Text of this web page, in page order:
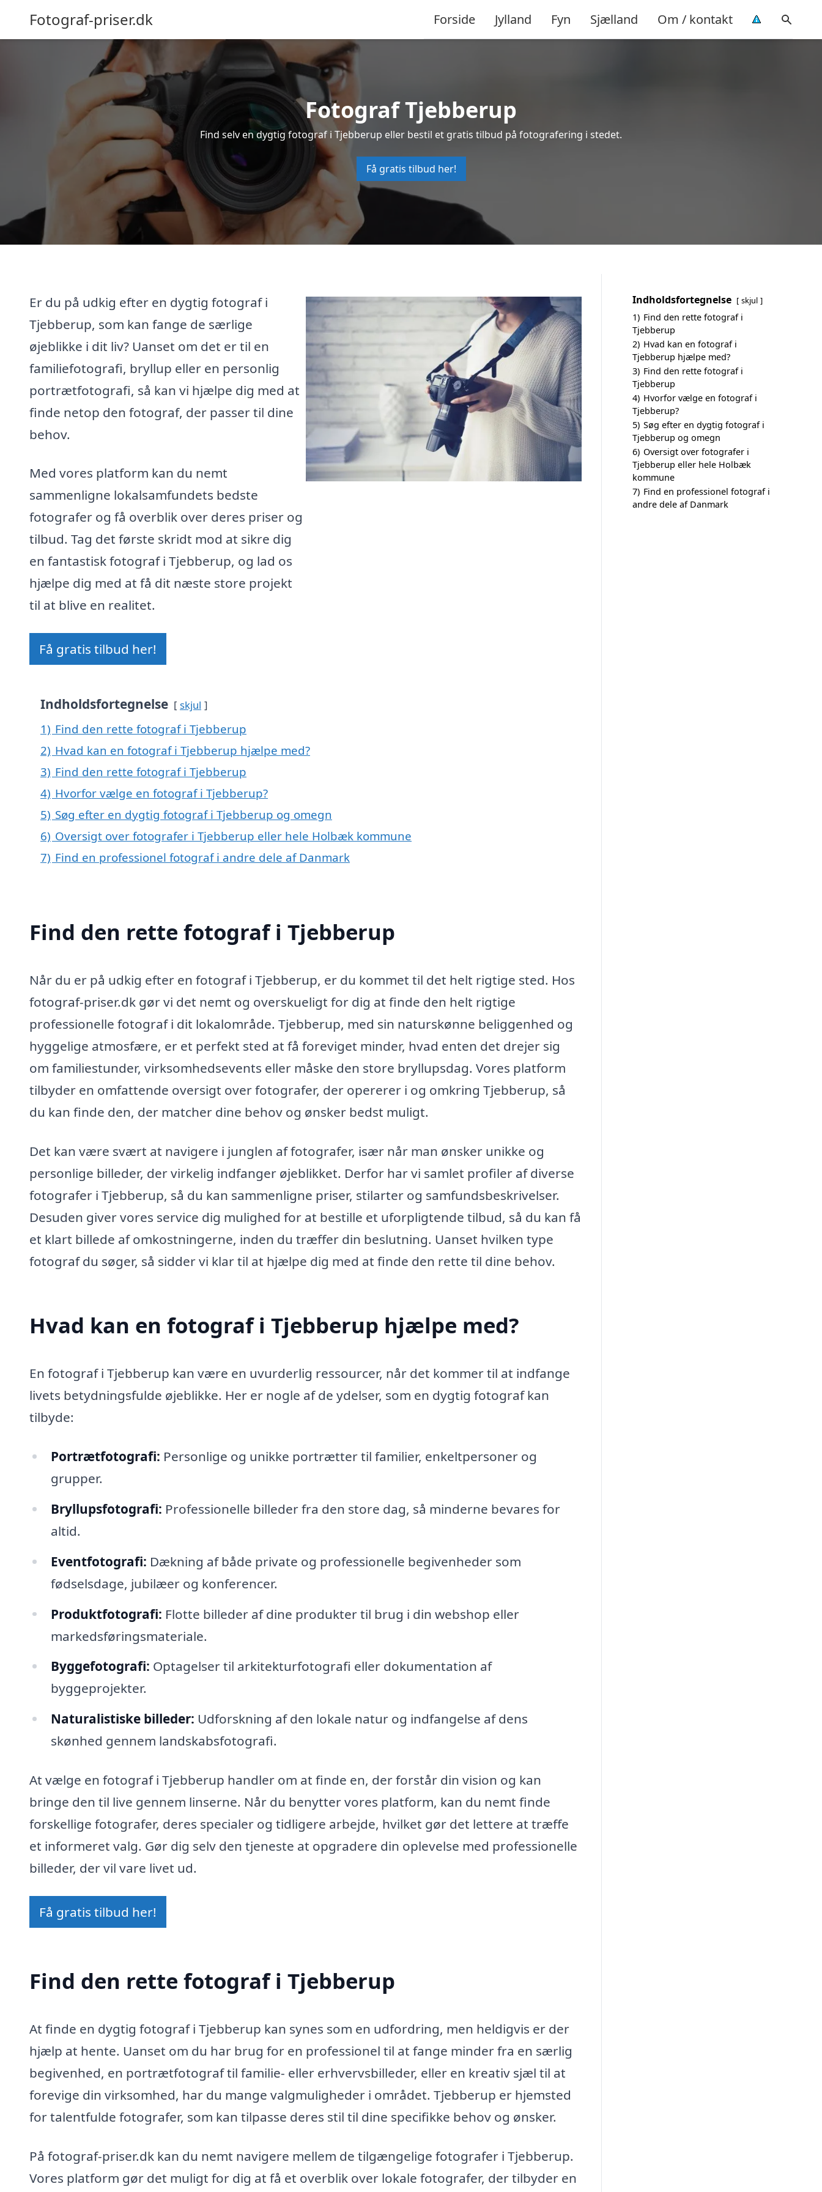
Fotograf-priser.dk Forside Jylland Fyn Sjælland Om / kontakt
Fotograf Tjebberup
Find selv en dygtig fotograf i Tjebberup eller bestil et gratis tilbud på fotografering i stedet.
Få gratis tilbud her!
Er du på udkig efter en dygtig fotograf i
Tjebberup, som kan fange de særlige
øjeblikke i dit liv? Uanset om det er til en
familiefotografi, bryllup eller en personlig
portrætfotografi, så kan vi hjælpe dig med at
finde netop den fotograf, der passer til dine
behov.
Med vores platform kan du nemt
sammenligne lokalsamfundets bedste
fotografer og få overblik over deres priser og
tilbud. Tag det første skridt mod at sikre dig
en fantastisk fotograf i Tjebberup, og lad os
hjælpe dig med at få dit næste store projekt
til at blive en realitet.
Få gratis tilbud her!
Indholdsfortegnelse skjul
1) Find den rette fotograf i Tjebberup
2) Hvad kan en fotograf i Tjebberup hjælpe med?
3) Find den rette fotograf i Tjebberup
4) Hvorfor vælge en fotograf i Tjebberup?
5) Søg efter en dygtig fotograf i Tjebberup og omegn
6) Oversigt over fotografer i Tjebberup eller hele Holbæk kommune
7) Find en professionel fotograf i andre dele af Danmark
Find den rette fotograf i Tjebberup
Når du er på udkig efter en fotograf i Tjebberup, er du kommet til det helt rigtige sted. Hos
fotograf-priser.dk gør vi det nemt og overskueligt for dig at finde den helt rigtige
professionelle fotograf i dit lokalområde. Tjebberup, med sin naturskønne beliggenhed og
hyggelige atmosfære, er et perfekt sted at få foreviget minder, hvad enten det drejer sig
om familiestunder, virksomhedsevents eller måske den store bryllupsdag. Vores platform
tilbyder en omfattende oversigt over fotografer, der opererer i og omkring Tjebberup, så
du kan finde den, der matcher dine behov og ønsker bedst muligt.
Det kan være svært at navigere i junglen af fotografer, især når man ønsker unikke og
personlige billeder, der virkelig indfanger øjeblikket. Derfor har vi samlet profiler af diverse
fotografer i Tjebberup, så du kan sammenligne priser, stilarter og samfundsbeskrivelser.
Desuden giver vores service dig mulighed for at bestille et uforpligtende tilbud, så du kan få
et klart billede af omkostningerne, inden du træffer din beslutning. Uanset hvilken type
fotograf du søger, så sidder vi klar til at hjælpe dig med at finde den rette til dine behov.
Hvad kan en fotograf i Tjebberup hjælpe med?
En fotograf i Tjebberup kan være en uvurderlig ressourcer, når det kommer til at indfange
livets betydningsfulde øjeblikke. Her er nogle af de ydelser, som en dygtig fotograf kan
tilbyde:
Portrætfotografi: Personlige og unikke portrætter til familier, enkeltpersoner og
grupper.
Bryllupsfotografi: Professionelle billeder fra den store dag, så minderne bevares for
altid.
Eventfotografi: Dækning af både private og professionelle begivenheder som
fødselsdage, jubilæer og konferencer.
Produktfotografi: Flotte billeder af dine produkter til brug i din webshop eller
markedsføringsmateriale.
Byggefotografi: Optagelser til arkitekturfotografi eller dokumentation af
byggeprojekter.
Naturalistiske billeder: Udforskning af den lokale natur og indfangelse af dens
skønhed gennem landskabsfotografi.
At vælge en fotograf i Tjebberup handler om at finde en, der forstår din vision og kan
bringe den til live gennem linserne. Når du benytter vores platform, kan du nemt finde
forskellige fotografer, deres specialer og tidligere arbejde, hvilket gør det lettere at træffe
et informeret valg. Gør dig selv den tjeneste at opgradere din oplevelse med professionelle
billeder, der vil vare livet ud.
Få gratis tilbud her!
Find den rette fotograf i Tjebberup
At finde en dygtig fotograf i Tjebberup kan synes som en udfordring, men heldigvis er der
hjælp at hente. Uanset om du har brug for en professionel til at fange minder fra en særlig
begivenhed, en portrætfotograf til familie- eller erhvervsbilleder, eller en kreativ sjæl til at
forevige din virksomhed, har du mange valgmuligheder i området. Tjebberup er hjemsted
for talentfulde fotografer, som kan tilpasse deres stil til dine specifikke behov og ønsker.
På fotograf-priser.dk kan du nemt navigere mellem de tilgængelige fotografer i Tjebberup.
Vores platform gør det muligt for dig at få et overblik over lokale fotografer, der tilbyder en
Indholdsfortegnelse skjul
1) Find den rette fotograf i
Tjebberup
2) Hvad kan en fotograf i
Tjebberup hjælpe med?
3) Find den rette fotograf i
Tjebberup
4) Hvorfor vælge en fotograf i
Tjebberup?
5) Søg efter en dygtig fotograf i
Tjebberup og omegn
6) Oversigt over fotografer i
Tjebberup eller hele Holbæk
kommune
7) Find en professionel fotograf i
andre dele af Danmark